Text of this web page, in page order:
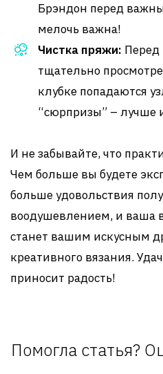
Брэндон перед
мелочь важна!
Чистка пряжи: Перед
тщательно
клубке попадаются
“сюрпризы” – лучше
И не забывайте, что
Чем больше вы будете
больше удовольствия
воодушевлением, и ваша
станет вашим искусным
креативного вязания.
приносит радость!
Помогла статья?